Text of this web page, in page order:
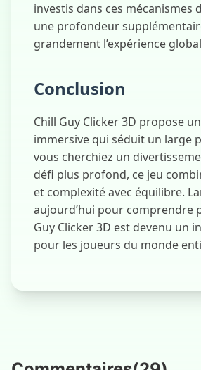
investis dans ces mécanismes
une profondeur
grandement l’expérience
Conclusion
Chill Guy Clicker 3D propose
immersive qui séduit un large
vous cherchiez un
défi plus profond, ce jeu
et complexité avec équilibre.
aujourd’hui pour comprendre
Guy Clicker 3D est devenu un
pour les joueurs du monde